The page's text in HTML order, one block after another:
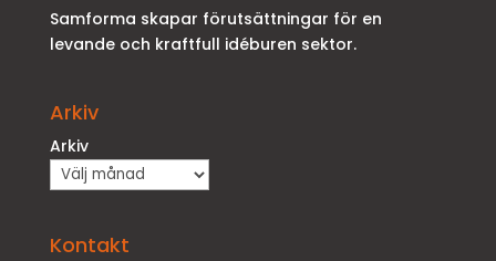
Samforma skapar förutsättningar för en
levande och kraftfull idéburen sektor.
Arkiv
Arkiv
Kontakt